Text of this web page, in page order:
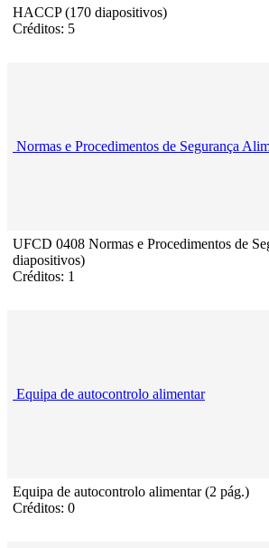
HACCP (170 diapositivos)
Créditos: 5
Normas e Procedimentos de Segurança
UFCD 0408 Normas e Procedimentos de
diapositivos)
Créditos: 1
Equipa de autocontrolo alimentar
Equipa de autocontrolo alimentar (2 pág.)
Créditos: 0